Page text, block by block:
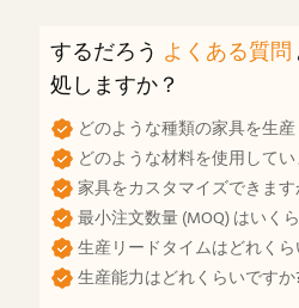
するだろう よくある質問
処しますか？
どのような種類の家具を生
どのような材料を使用して
家具をカスタマイズできます
最小注文数量 (MOQ) はいく
生産リードタイムはどれく
生産能力はどれくらいですか